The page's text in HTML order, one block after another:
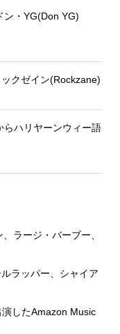
ン・YG(Don YG)
クゼイン(Rockzane)
らハリヤーンウィー語
ラージ・バーブー、
ラッパー、シャイア
したAmazon Music